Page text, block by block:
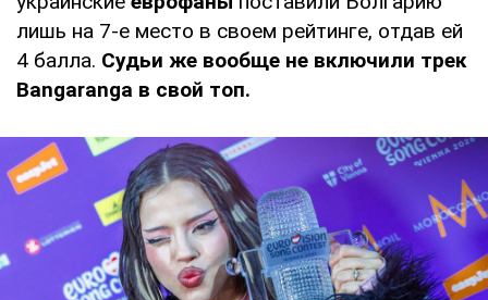
лишь на 7-е место в своем рейтинге, отдав ей
4 балла. Судьи же вообще не включили трек
Bangaranga в свой топ.